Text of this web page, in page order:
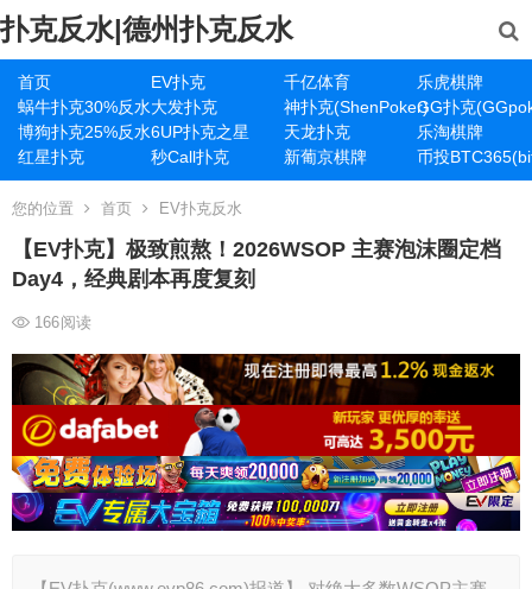
扑克反水|德州扑克反水
首页 EV扑克 千亿体育
乐虎棋牌
蜗牛扑克30%反水大发扑克 神扑克(ShenPoker)GG扑克
博狗扑克25%反水6UP扑克之星 天龙扑克
乐淘棋牌
红星扑克
秒Call扑克 新葡京棋牌 币投
您的位置 首页 EV扑克反水
【EV扑克】极致煎熬！2026WSOP 主赛泡沫圈定档
Day4，经典剧本再度复刻
166阅读